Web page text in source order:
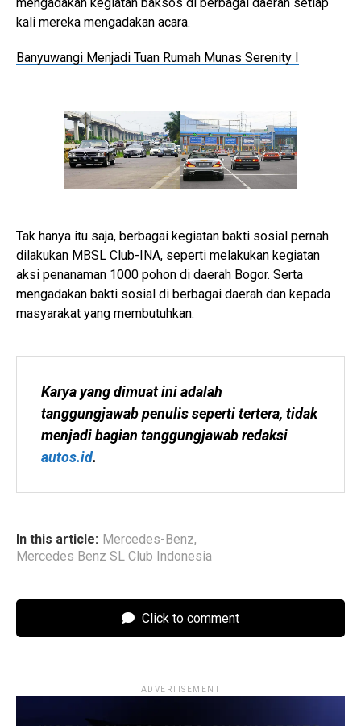
kali mereka mengadakan acara.
Banyuwangi Menjadi Tuan Rumah Munas Serenity I
Tak hanya itu saja, berbagai kegiatan bakti sosial pernah
dilakukan MBSL Club-INA, seperti melakukan kegiatan
aksi penanaman 1000 pohon di daerah Bogor. Serta
mengadakan bakti sosial di berbagai daerah dan kepada
masyarakat yang membutuhkan.
Karya yang dimuat ini adalah
tanggungjawab penulis seperti tertera, tidak
autos.id.
In this article: Mercedes-Benz,
Mercedes Benz SL Club Indonesia
Click to comment
ADVERTISEMENT